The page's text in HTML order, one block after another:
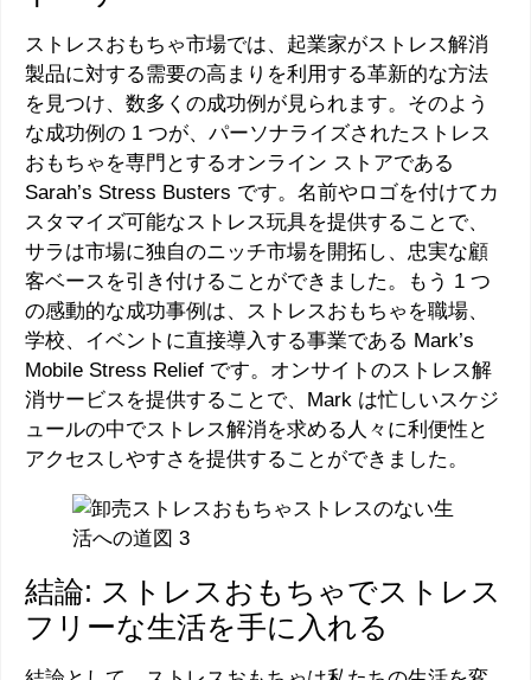
ストレスおもちゃ市場では、起業家がストレス解消
製品に対する需要の高まりを利用する革新的な方法
を見つけ、数多くの成功例が見られます。そのよう
な成功例の 1 つが、パーソナライズされたストレス
おもちゃを専門とするオンライン ストアである
Sarah’s Stress Busters です。名前やロゴを付けてカ
スタマイズ可能なストレス玩具を提供することで、
サラは市場に独自のニッチ市場を開拓し、忠実な顧
客ベースを引き付けることができました。もう 1 つ
の感動的な成功事例は、ストレスおもちゃを職場、
学校、イベントに直接導入する事業である Mark’s
Mobile Stress Relief です。オンサイトのストレス解
消サービスを提供することで、Mark は忙しいスケジ
ュールの中でストレス解消を求める人々に利便性と
アクセスしやすさを提供することができました。
結論: ストレスおもちゃでストレス
フリーな生活を手に入れる